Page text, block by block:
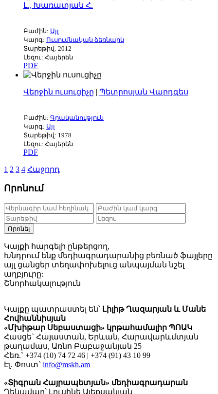
Լ., Խառատյան Հ.
Բաժին: Այլ
Կարգ: Ուսումնական ձեռնարկ
Տարեթիվ: 2012
Լեզու: Հայերեն
PDF
Վերջին ուսուցիչը | Պետրոսյան Վարդգես
Բաժին: Գրականություն
Կարգ: Այլ
Տարեթիվ: 1978
Լեզու: Հայերեն
PDF
1 2 3 4 Հաջորդ
Որոնում
Որոնել
Կայքի հարգելի ընթերցող,
Խնդրում ենք մեդիագրադարանից բեռնած ֆայլերը
այլ ցանցեր տեղափոխելուց անպայման նշել
աղբյուրը:
Շնորհակալություն
Կայքը պատրաստել են՝ Լիլիթ Ղազարյան և Մանե
Հովհաննիսյան
«Մխիթար Սեբաստացի» կրթահամալիր ՊՈԱԿ
Հասցե` Հայաստան, Երևան, Հարավարևմտյան
թաղամաս, Առնո Բաբաջանյան 25
Հեռ.` +374 (10) 74 72 46 | +374 (91) 43 10 99
Էլ. Փոստ` info@mskh.am
«Տիգրան Հայրապետյան» մեդիագրադարան
Ղեկավար՝ Լուսինե Ալեքսանյան